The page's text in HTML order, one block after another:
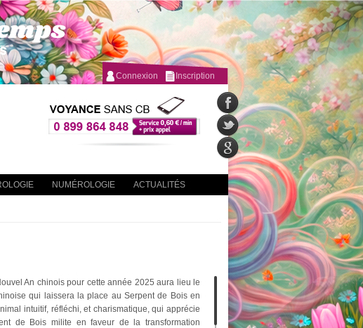
Connexion Inscription
NUMÉROLOGIE ACTUALITÉS
An chinois pour cette année 2025 aura lieu le
qui laissera la place au Serpent de Bois en
intuitif, réfléchi, et charismatique, qui apprécie
de Bois milite en faveur de la transformation